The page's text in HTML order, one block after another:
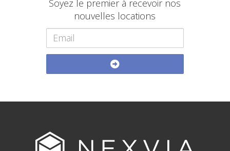
Soyez le premier à recevoir nos
nouvelles locations